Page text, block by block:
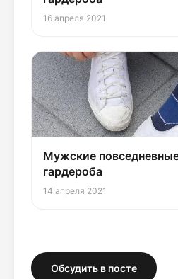
16 апреля 2021
Мужские
гардероба
14 апреля 2021
Обсудить в посте